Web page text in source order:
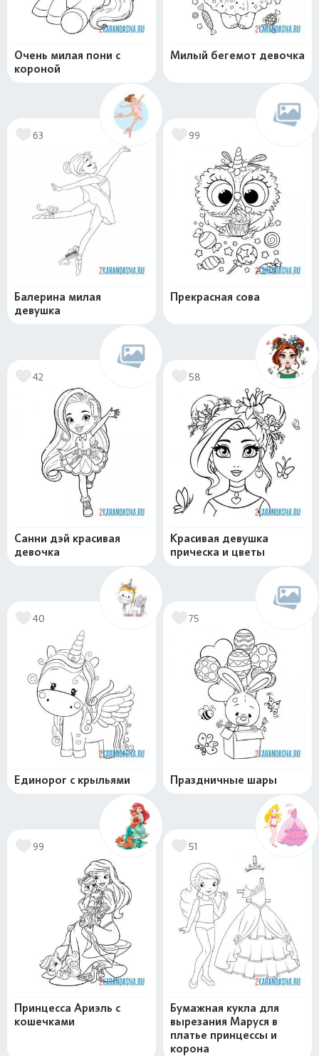
Очень милая пони с
короной
Милый бегемот девочка
63
Балерина милая
девушка
99
Прекрасная сова
42
Санни дэй красивая
девочка
58
Красивая девушка
прическа и цветы
40
Единорог с крыльями
75
Праздничные шары
99
Принцесса Ариэль с
кошечками
51
Бумажная кукла для
вырезания Маруся в
платье принцессы и
корона